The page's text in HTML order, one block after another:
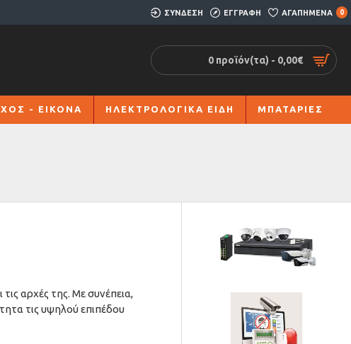
ΣΥΝΔΕΣΗ ΕΓΓΡΑΦΗ ΑΓΑΠΗΜΕΝΑ 0
0 προϊόν(τα) - 0,00€
- ΕΙΚΟΝΑ ΗΛΕΚΤΡΟΛΟΓΙΚΑ ΕΙΔΗ ΜΠΑΤΑΡΙΕΣ
τις αρχές της. Με συνέπεια,
τις υψηλού επιπέδου